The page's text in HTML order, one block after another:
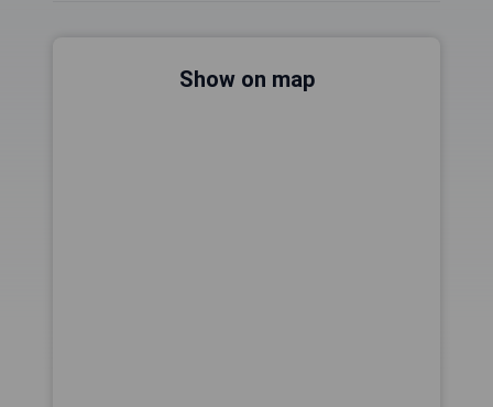
Show on map